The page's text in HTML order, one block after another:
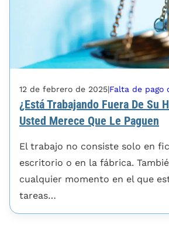
12 de febrero de 2025|Falta de pago
¿Está Trabajando Fuera De Su
Usted Merece Que Le Paguen
El trabajo no consiste solo en
escritorio o en la fábrica.
cualquier momento en el que
tareas…